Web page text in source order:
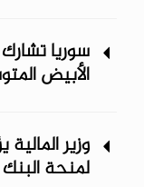
الأبيض
وزير المالية
لمنحة